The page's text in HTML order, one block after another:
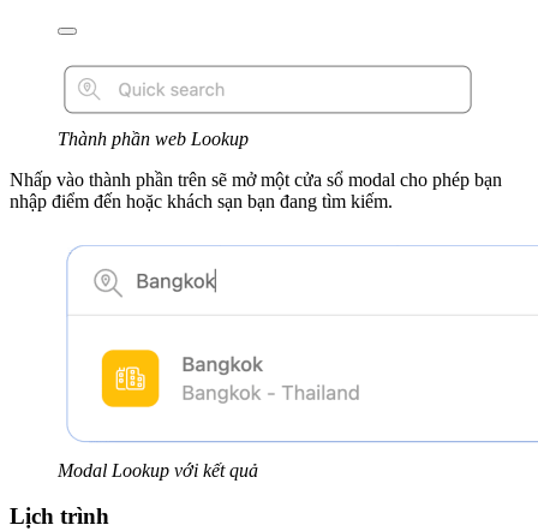
Thành phần web Lookup
Nhấp vào thành phần trên sẽ mở một cửa sổ modal cho phép bạn
nhập điểm đến hoặc khách sạn bạn đang tìm kiếm.
Modal Lookup với kết quả
Lịch trình